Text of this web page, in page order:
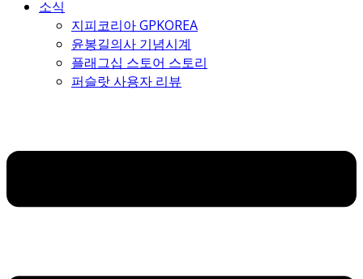
소식
지피코리아 GPKOREA
윤봉길의사 기념시계
플래그십 스토어 스토리
퍼슬랏 사용자 리뷰